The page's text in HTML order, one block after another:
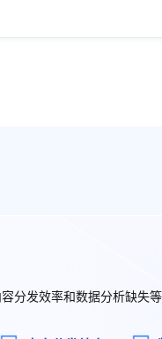
发效率和数据分析缺失